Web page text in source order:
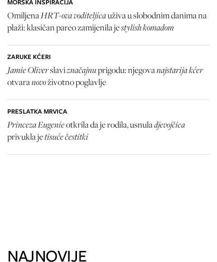
MORSKA INSPIRACIJA
OmiljenaHRT-ova voditeljicauživa u slobodnim danima na
plaži: klasičan pareo zamijenila jestylish komadom
ZARUKE KĆERI
Jamie Oliverslaviznačajnuprigodu: njegovanajstarija kćer
otvaranovoživotno poglavlje
PRESLATKA MRVICA
Princeza Eugenieotkrila da je rodila, usnuladjevojčica
privukla jetisuće čestitki
NAJNOVIJE